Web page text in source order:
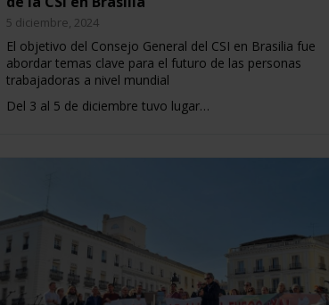
5 diciembre, 2024
El objetivo del Consejo General del CSI en Brasilia fue
abordar temas clave para el futuro de las personas
trabajadoras a nivel mundial
Del 3 al 5 de diciembre tuvo lugar…